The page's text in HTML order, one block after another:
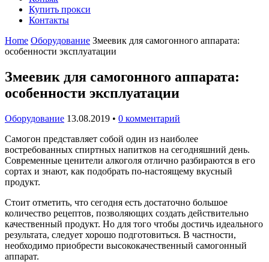
Купить прокси
Контакты
Home Оборудование Змеевик для самогонного аппарата:
особенности эксплуатации
Змеевик для самогонного аппарата:
особенности эксплуатации
Оборудование 13.08.2019 • 0 комментарий
Самогон представляет собой один из наиболее
востребованных спиртных напитков на сегодняшний день.
Современные ценители алкоголя отлично разбираются в его
сортах и знают, как подобрать по-настоящему вкусный
продукт.
Стоит отметить, что сегодня есть достаточно большое
количество рецептов, позволяющих создать действительно
качественный продукт. Но для того чтобы достичь идеального
результата, следует хорошо подготовиться. В частности,
необходимо приобрести высококачественный самогонный
аппарат.